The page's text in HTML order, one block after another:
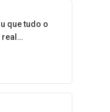
que tudo o
real…